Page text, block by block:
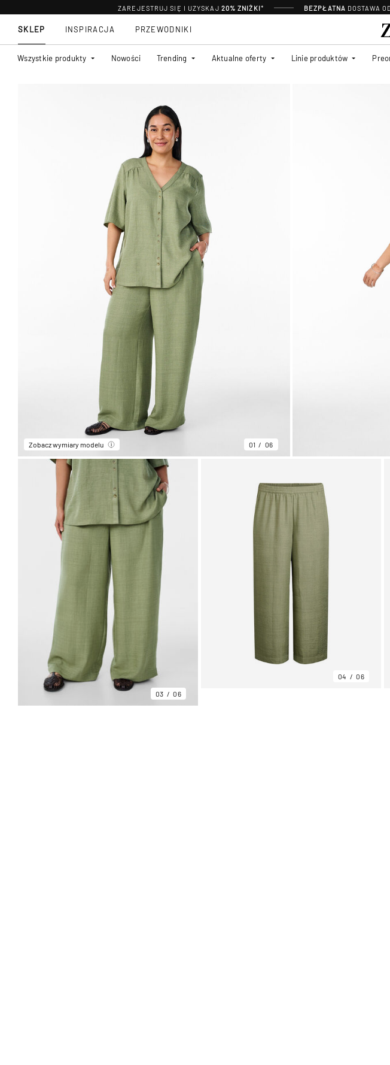
ZAREJESTRUJ SIĘ I UZYSKAJ 20% ZNIŻKI* BEZPŁATNA DOSTAWA
SKLEP
Wszystkie produkty Nowości Trending Aktualne oferty Linie produktów
INSPIRACJA PRZEWODNIKI
Zobacz wymiary modelu 01 06
03 06
04 06